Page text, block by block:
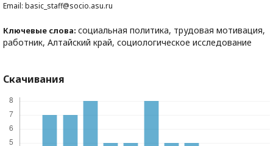
Email: basic_staff@socio.asu.ru
Ключевые слова: социальная политика, трудовая мотивация,
работник, Алтайский край, социологическое исследование
Скачивания